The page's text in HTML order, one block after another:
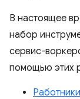
В настоящее
набор
сервис-
помощью этих